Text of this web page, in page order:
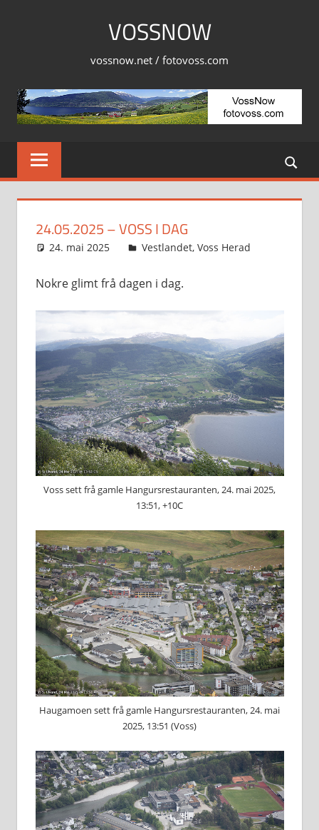
VOSSNOW
vossnow.net / fotovoss.com
24.05.2025 – VOSS I DAG
24. mai 2025 Svein
Vestlandet, Voss Herad
Nokre glimt frå dagen i dag.
Voss sett frå gamle Hangursrestauranten, 24. mai 2025,
13:51, +10C
Haugamoen sett frå gamle Hangursrestauranten, 24. mai
2025, 13:51 (Voss)